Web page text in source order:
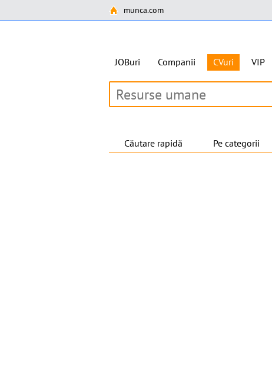
munca.com
JOBuri Companii CVuri VIP
Căutare rapidă Pe categorii